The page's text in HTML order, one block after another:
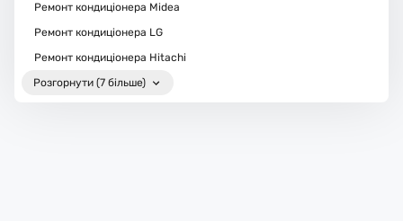
Ремонт кондиціонера Midea
Ремонт кондиціонера LG
Ремонт кондиціонера Hitachi
Розгорнути (7 більше)